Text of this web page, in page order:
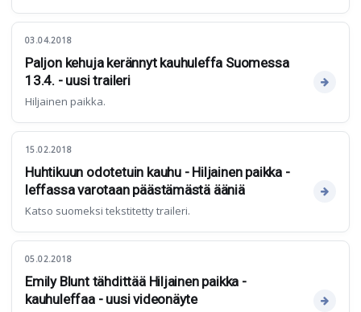
03.04.2018
Paljon kehuja kerännyt kauhuleffa Suomessa
13.4. - uusi traileri
Hiljainen paikka.
15.02.2018
Huhtikuun odotetuin kauhu - Hiljainen paikka -
leffassa varotaan päästämästä ääniä
Katso suomeksi tekstitetty traileri.
05.02.2018
Emily Blunt tähdittää Hiljainen paikka -
kauhuleffaa - uusi videonäyte